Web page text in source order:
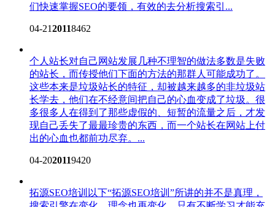
们快速掌握SEO的要领，有效的去分析搜索引...
04-2120118462
个人站长对自己网站发展几种不理智的做法多数是失败
的站长，而传授他们下面的方法的那群人可能成功了。
这些本来是垃圾站长的特征，却被越来越多的非垃圾站
长学去，他们在不经意间把自己的心血变成了垃圾。很
多很多人在得到了那些虚假的、短暂的流量之后，才发
现自己丢失了最最珍贵的东西，而一个站长在网站上付
出的心血也都前功尽弃。...
04-2020119420
拓源SEO培训 以下“拓源SEO培训”所讲的并不是真理，